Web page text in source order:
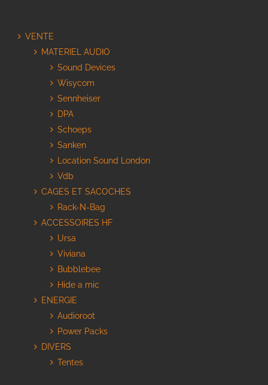
VENTE
MATERIEL AUDIO
Sound Devices
Wisycom
Sennheiser
DPA
Schoeps
Sanken
Location Sound London
Vdb
CAGES ET SACOCHES
Rack-N-Bag
ACCESSOIRES HF
Ursa
Viviana
Bubblebee
Hide a mic
ENERGIE
Audioroot
Power Packs
DIVERS
Tentes